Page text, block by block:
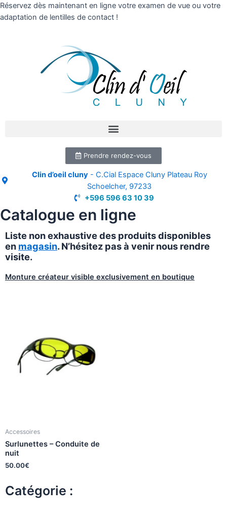
Réservez dès maintenant en ligne votre examen de vue ou votre
adaptation de lentilles de contact !
Prendre rendez-vous
Clin d’oeil cluny- C.Cial Espace Cluny Plateau Roy
Schoelcher, 97233
+596 596 63 10 39
Catalogue en ligne
Liste non exhaustive des produits disponibles
en magasin. N’hésitez pas à venir nous rendre
visite.
Monture créateur visible exclusivement en boutique
Accessoires
Surlunettes – Conduite de
nuit
50.00€
Catégorie :